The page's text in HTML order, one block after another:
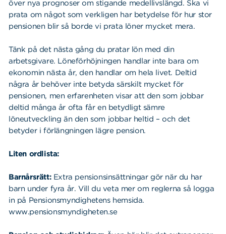
över nya prognoser om stigande medellivslängd. Ska vi
prata om något som verkligen har betydelse för hur stor
pensionen blir så borde vi prata löner mycket mera.
Tänk på det nästa gång du pratar lön med din
arbetsgivare. Löneförhöjningen handlar inte bara om
ekonomin nästa år, den handlar om hela livet. Deltid
några år behöver inte betyda särskilt mycket för
pensionen, men erfarenheten visar att den som jobbar
deltid många år ofta får en betydligt sämre
löneutveckling än den som jobbar heltid – och det
betyder i förlängningen lägre pension.
Liten ordlista:
Barnårsrätt:Extra pensionsinsättningar gör när du har
barn under fyra år. Vill du veta mer om reglerna så logga
in på Pensionsmyndighetens hemsida.
www.pensionsmyndigheten.se
Sök på sidan:Sök
efter: